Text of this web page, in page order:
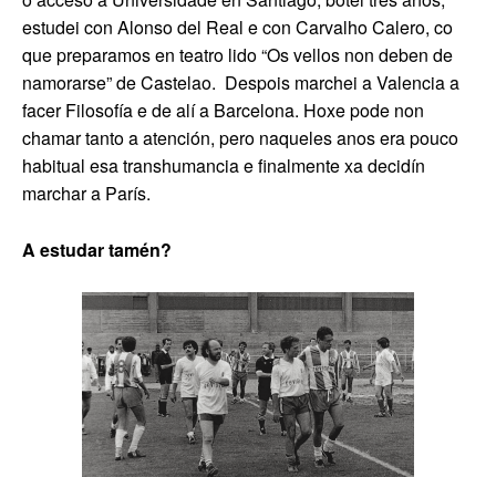
estudei con Alonso del Real e con Carvalho Calero, co
que preparamos en teatro lido “Os vellos non deben de
namorarse” de Castelao. Despois marchei a Valencia a
facer Filosofía e de alí a Barcelona. Hoxe pode non
chamar tanto a atención, pero naqueles anos era pouco
habitual esa transhumancia e finalmente xa decidín
marchar a París.
A estudar tamén?